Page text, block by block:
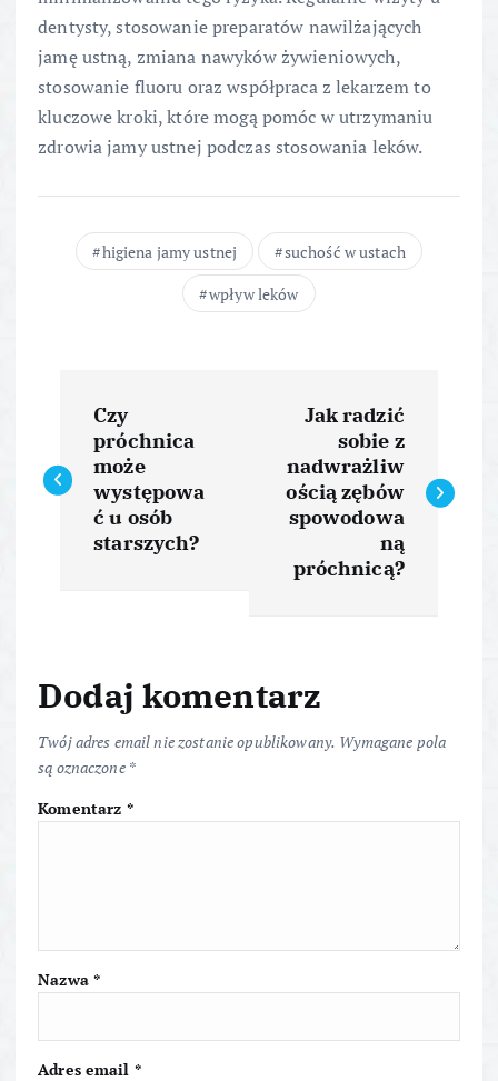
dentysty, stosowanie preparatów nawilżających
jamę ustną, zmiana nawyków żywieniowych,
stosowanie fluoru oraz współpraca z lekarzem to
kluczowe kroki, które mogą pomóc w utrzymaniu
zdrowia jamy ustnej podczas stosowania leków.
higiena jamy ustnej
suchość w ustach
wpływ leków
a
w
c
j
a
p
i
s
Czy
próchnica
może
występowa
ć u osób
starszych?
Jak radzić
sobie z
nadwrażliw
ością zębów
spowodowa
ną
próchnicą?
Dodaj komentarz
Twój adres email nie zostanie opublikowany. Wymagane pola
są oznaczone *
Komentarz *
Nazwa *
Adres email *